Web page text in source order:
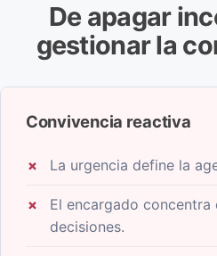
De apagar
gestionar la
Convivencia reactiva
La urgencia define la
El encargado concentra
decisiones.